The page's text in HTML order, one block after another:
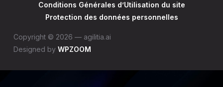
Conditions Générales d’Utilisation du site
Protection des données personnelles
Copyright © 2026 — agilitia.ai
Designed by WPZOOM